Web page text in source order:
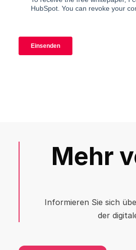
Mehr
Informieren Sie sich
der